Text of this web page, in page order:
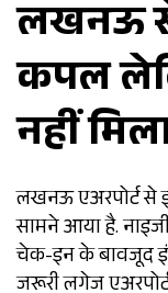
लखनऊ से
कपल
नहीं
लखनऊ एअरपोर्ट से
सामने आया है.
चेक-इन के बावजूद
जरूरी लगेज